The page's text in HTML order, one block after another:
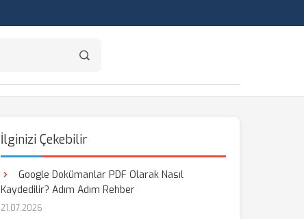
İlginizi Çekebilir
Google Dokümanlar PDF Olarak Nasıl
Kaydedilir? Adım Adım Rehber
21.07.2026